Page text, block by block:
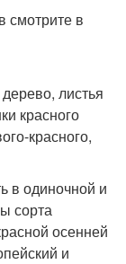
смотрите в
листья
красного
красного,
в одиночной и
сорта
осенней
и